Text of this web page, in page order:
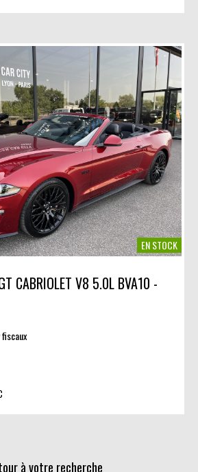
EN STOCK
CABRIOLET V8 5.0L BVA10 -
à votre recherche